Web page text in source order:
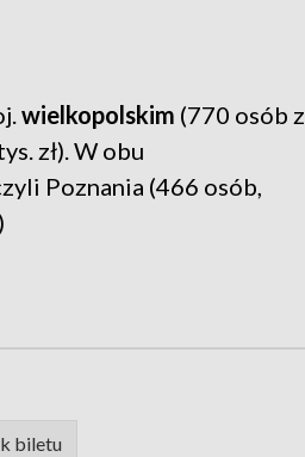
wielkopolskim (770 osób z
zł). W obu
Poznania (466 osób,
biletu